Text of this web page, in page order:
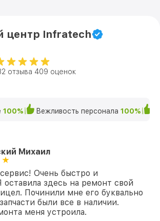
центр Infratech
отзыва 409 оценок
100% Вежливость персонала 100%
Михаил
Очень быстро и
оставила здесь на ремонт свой
Починили мне его буквально
были все в наличии.
меня устроила.